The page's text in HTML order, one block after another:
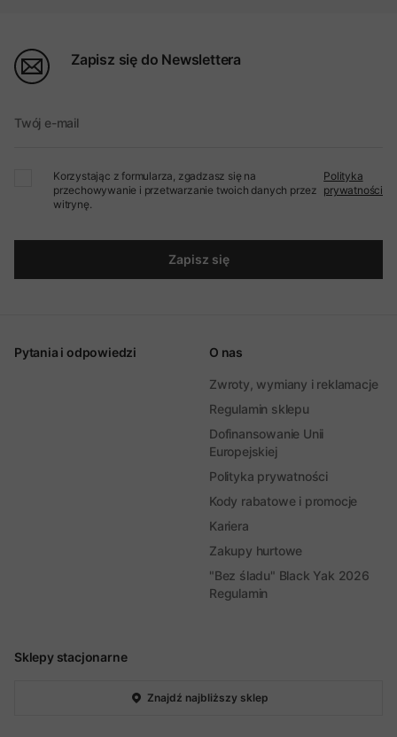
Zapisz się do Newslettera
Twój e-mail
Korzystając z formularza, zgadzasz się na
przechowywanie i przetwarzanie twoich danych przez
witrynę.
Polityka
prywatności
Zapisz się
Sklepy stacjonarne
Znajdź najbliższy sklep
Pytania i odpowiedzi O nas
Zwroty, wymiany i reklamacje
Regulamin sklepu
Dofinansowanie Unii
Europejskiej
Polityka prywatności
Kody rabatowe i promocje
Kariera
Zakupy hurtowe
"Bez śladu" Black Yak 2026
Regulamin